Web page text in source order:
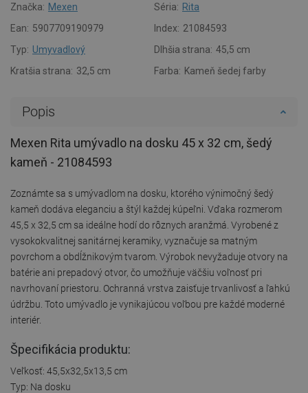
Značka: Mexen Séria: Rita
Ean: 5907709190979 Index: 21084593
Typ: Umyvadlový Dlhšia strana: 45,5 cm
Kratšia strana: 32,5 cm Farba: Kameň šedej farby
Popis
Mexen Rita umývadlo na dosku 45 x 32 cm, šedý
kameň - 21084593
Zoznámte sa s umývadlom na dosku, ktorého výnimočný šedý
kameň dodáva eleganciu a štýl každej kúpeľni. Vďaka rozmerom
45,5 x 32,5 cm sa ideálne hodí do rôznych aranžmá. Vyrobené z
vysokokvalitnej sanitárnej keramiky, vyznačuje sa matným
povrchom a obdĺžnikovým tvarom. Výrobok nevyžaduje otvory na
batérie ani prepadový otvor, čo umožňuje väčšiu voľnosť pri
navrhovaní priestoru. Ochranná vrstva zaisťuje trvanlivosť a ľahkú
údržbu. Toto umývadlo je vynikajúcou voľbou pre každé moderné
interiér.
Špecifikácia produktu:
Veľkosť: 45,5x32,5x13,5 cm
Typ: Na dosku